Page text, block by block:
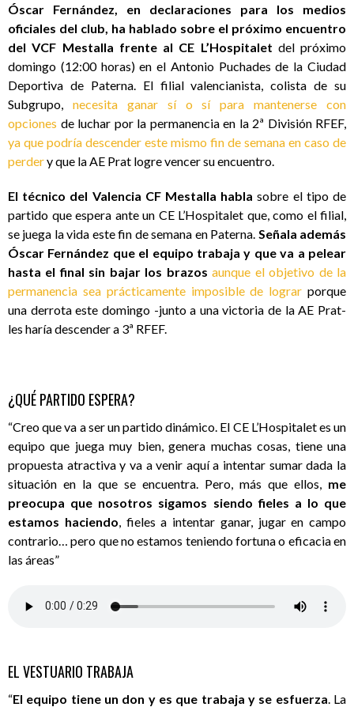
Óscar Fernández, en declaraciones para los medios
oficiales del club, ha hablado sobre el próximo encuentro
del VCF Mestalla frente al CE L’Hospitalet del próximo
domingo (12:00 horas) en el Antonio Puchades de la Ciudad
Deportiva de Paterna. El filial valencianista, colista de su
Subgrupo,
necesita ganar sí o sí para mantenerse con
opciones de luchar por la permanencia en la 2ª División RFEF,
ya que podría descender este mismo fin de semana en caso de
perdery que la AE Prat logre vencer su encuentro.
El técnico del Valencia CF Mestalla habla sobre el tipo de
partido que espera ante un CE L’Hospitalet que, como el filial,
se juega la vida este fin de semana en Paterna. Señala además
Óscar Fernández que el equipo trabaja y que va a pelear
hasta el final sin bajar los brazosaunque el objetivo de la
permanencia sea prácticamente imposible de lograr porque
una derrota este domingo -junto a una victoria de la AE Prat-
les haría descender a 3ª RFEF.
¿QUÉ PARTIDO ESPERA?
“Creo que va a ser un partido dinámico. El CE L’Hospitalet es un
equipo que juega muy bien, genera muchas cosas, tiene una
propuesta atractiva y va a venir aquí a intentar sumar dada la
situación en la que se encuentra. Pero, más que ellos, me
preocupa que nosotros sigamos siendo fieles a lo que
estamos haciendo , fieles a intentar ganar, jugar en campo
contrario… pero que no estamos teniendo fortuna o eficacia en
las áreas”
EL VESTUARIO TRABAJA
“El equipo tiene un don y es que trabaja y se esfuerza . La